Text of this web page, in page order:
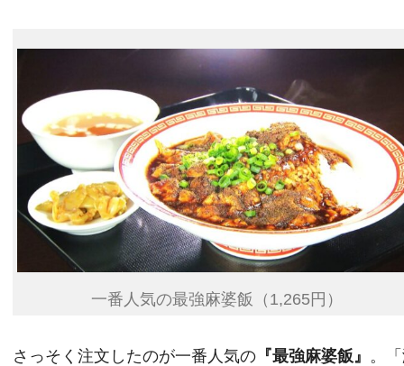
一番人気の最強麻婆飯（1,265円）
さっそく注文したのが一番人気の 『最強麻婆飯』 。